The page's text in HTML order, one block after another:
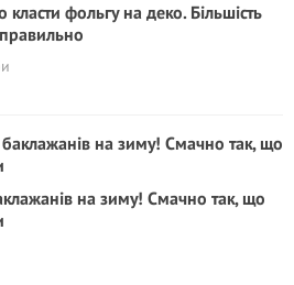
фольгу на деко. Більшість
на зиму! Смачно так, що